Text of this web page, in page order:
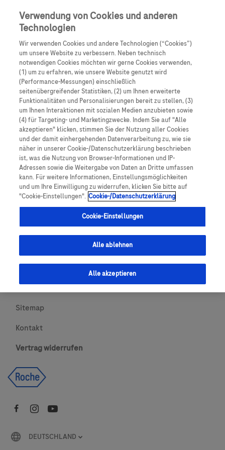
Skip to main content 0
Produkte Artikel
Es tut uns leid, aber es gibt keine Ergebnisse für:
Über Roche
Impressum
Rechtliche Hinweise
Datenschutz
Cookie-Einstellungen
Urheberrecht
Newsletter abonnieren
Sitemap
Kontakt
Vertrag widerrufen
DEUTSCHLAND
Verwendung von Cookies und anderen
Technologien
Wir verwenden Cookies und andere Technologien (“Cookies”)
um unsere Website zu verbessern. Neben technisch
notwendigen Cookies möchten wir gerne Cookies verwenden,
(1) um zu erfahren, wie unsere Website genutzt wird
(Performance-Messungen) einschließlich
seitenübergreifender Statistiken, (2) um Ihnen erweiterte
Funktionalitäten und Personalisierungen bereit zu stellen, (3)
um Ihnen Interaktionen mit sozialen Medien anzubieten sowie
(4) für Targeting- und Marketingzwecke. Indem Sie auf "Alle
akzeptieren" klicken, stimmen Sie der Nutzung aller Cookies
und der damit einhergehenden Datenverarbeitung zu, wie sie
näher in unserer Cookie-/Datenschutzerklärung beschrieben
ist, was die Nutzung von Browser-Informationen und IP-
Adressen sowie die Weitergabe von Daten an Dritte umfassen
kann. Für weitere Informationen, Einstellungsmöglichkeiten
und um Ihre Einwilligung zu widerrufen, klicken Sie bitte auf
"Cookie-Einstellungen". Cookie-/Datenschutzerklärung
Cookie-Einstellungen
Alle ablehnen
Alle akzeptieren